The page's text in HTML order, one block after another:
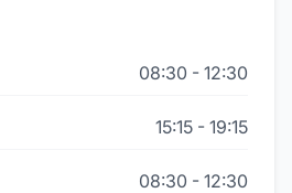
08:30 - 12:30
15:15 - 19:15
08:30 - 12:30